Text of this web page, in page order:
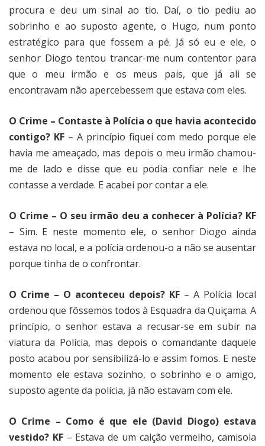
procura e deu um sinal ao tio. Daí, o tio pediu ao
sobrinho e ao suposto agente, o Hugo, num ponto
estratégico para que fossem a pé. Já só eu e ele, o
senhor Diogo tentou trancar-me num contentor para
que o meu irmão e os meus pais, que já ali se
encontravam não apercebessem que estava com eles.
O Crime – Contaste à Polícia o que havia acontecido
contigo? KF – A princípio fiquei com medo porque ele
havia me ameaçado, mas depois o meu irmão chamou-
me de lado e disse que eu podia confiar nele e lhe
contasse a verdade. E acabei por contar a ele.
O Crime – O seu irmão deu a conhecer à Polícia? KF
– Sim. E neste momento ele, o senhor Diogo ainda
estava no local, e a polícia ordenou-o a não se ausentar
porque tinha de o confrontar.
O Crime – O aconteceu depois? KF – A Polícia local
ordenou que fôssemos todos à Esquadra da Quiçama. A
princípio, o senhor estava a recusar-se em subir na
viatura da Polícia, mas depois o comandante daquele
posto acabou por sensibilizá-lo e assim fomos. E neste
momento ele estava sozinho, o sobrinho e o amigo,
suposto agente da polícia, já não estavam com ele.
O Crime – Como é que ele (David Diogo) estava
vestido? KF– Estava de um calção vermelho, camisola